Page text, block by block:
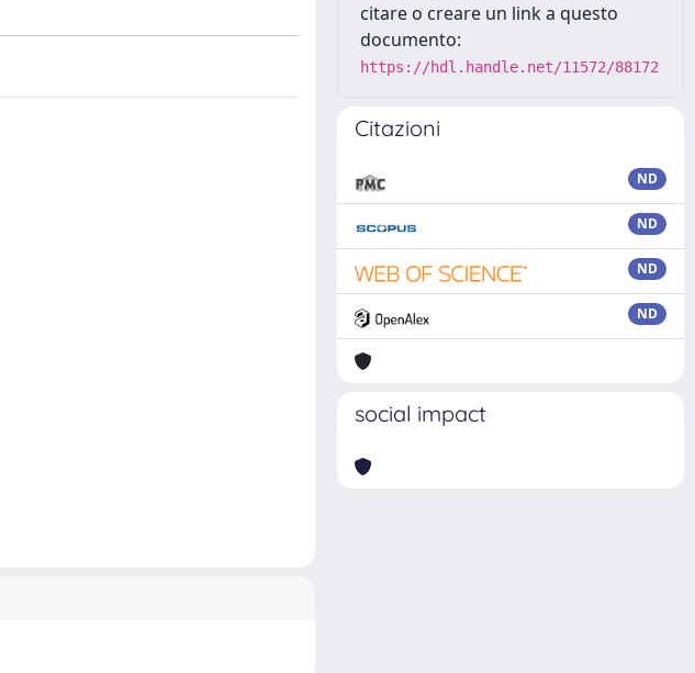
citare o creare un link a questo
documento:
https://hdl.handle.net/11572/88172
Citazioni
ND
ND
ND
ND
social impact